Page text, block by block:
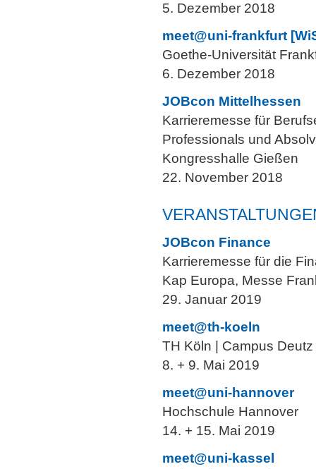
5. Dezember 2018
meet@uni-frankfurt
Goethe-Universität
6. Dezember 2018
JOBcon Mittelhessen
Karrieremesse für
Professionals und
Kongresshalle Gießen
22. November 2018
JOBcon Finance
Karrieremesse für die
Kap Europa, Messe
29. Januar 2019
meet@th-koeln
TH Köln | Campus Deutz
8. + 9. Mai 2019
meet@uni-hannover
Hochschule Hannover
14. + 15. Mai 2019
meet@uni-kassel